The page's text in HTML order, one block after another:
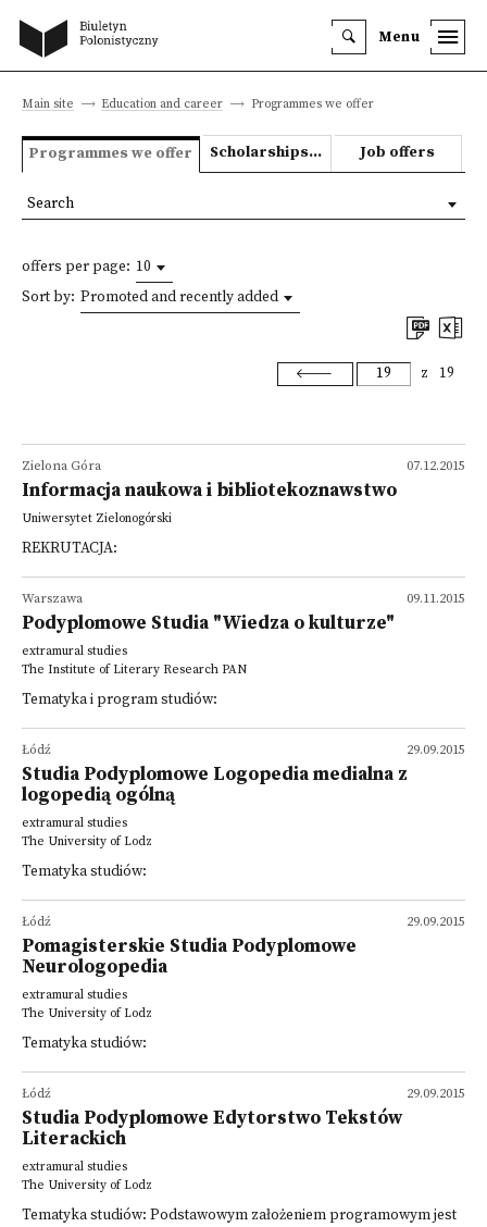
Menu
Main site Education and career Programmes we offer
Programmes we offer Scholarships and grants Job offers
offers per page: 10
Sort by: Promoted and recently added
z 19
07.12.2015
Zielona Góra
Informacja naukowa i bibliotekoznawstwo
Uniwersytet Zielonogórski
REKRUTACJA:
09.11.2015
Warszawa
Podyplomowe Studia "Wiedza o kulturze"
extramural studies
The Institute of Literary Research PAN
Tematyka i program studiów:
29.09.2015
Łódź
Studia Podyplomowe Logopedia medialna z
logopedią ogólną
extramural studies
The University of Lodz
Tematyka studiów:
29.09.2015
Łódź
Pomagisterskie Studia Podyplomowe
Neurologopedia
extramural studies
The University of Lodz
Tematyka studiów:
29.09.2015
Łódź
Studia Podyplomowe Edytorstwo Tekstów
Literackich
extramural studies
The University of Lodz
Tematyka studiów: Podstawowym założeniem programowym jest
Search